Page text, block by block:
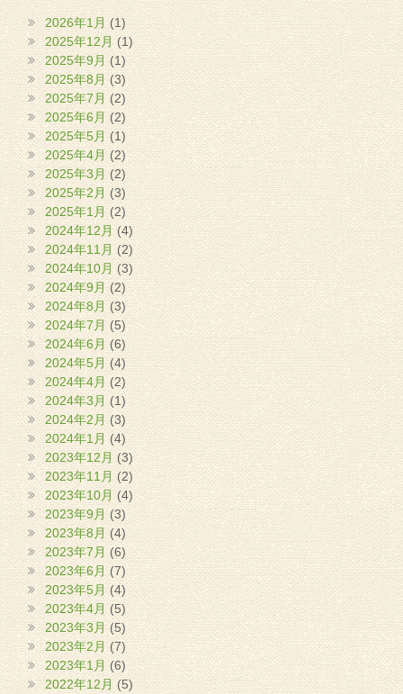
2026年1月(1)
2025年12月 (1)
2025年9月 (1)
2025年8月 (3)
2025年7月 (2)
2025年6月 (2)
2025年5月 (1)
2025年4月 (2)
2025年3月 (2)
2025年2月(3)
2025年1月 (2)
2024年12月 (4)
2024年11月 (2)
2024年10月 (3)
2024年9月 (2)
2024年8月 (3)
2024年7月 (5)
2024年6月 (6)
2024年5月(4)
2024年4月 (2)
2024年3月 (1)
2024年2月 (3)
2024年1月(4)
2023年12月 (3)
2023年11月(2)
2023年10月(4)
2023年9月 (3)
2023年8月(4)
2023年7月 (6)
2023年6月 (7)
2023年5月 (4)
2023年4月(5)
2023年3月 (5)
2023年2月 (7)
2023年1月 (6)
2022年12月(5)